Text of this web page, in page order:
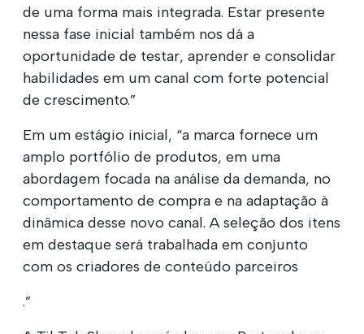
de uma forma mais integrada. Estar presente
nessa fase inicial também nos dá a
oportunidade de testar, aprender e consolidar
habilidades em um canal com forte potencial
de crescimento.”
Em um estágio inicial, “a marca fornece um
amplo portfólio de produtos, em uma
abordagem focada na análise da demanda, no
comportamento de compra e na adaptação à
dinâmica desse novo canal. A seleção dos itens
em destaque será trabalhada em conjunto
com os criadores de conteúdo parceiros
.”